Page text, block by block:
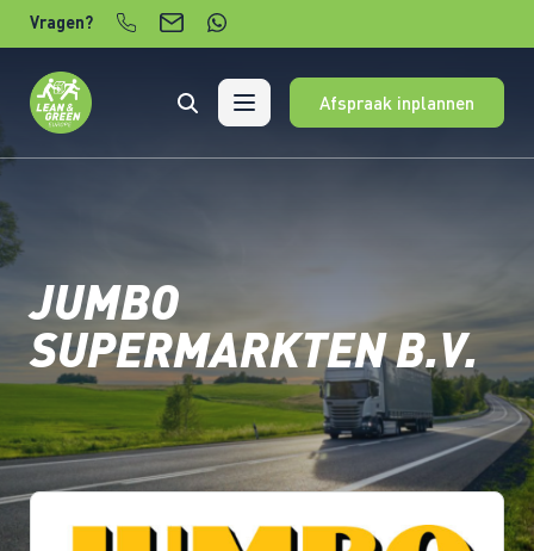
Verder naar content
Vragen?
Afspraak inplannen
JUMBO
SUPERMARKTEN B.V.